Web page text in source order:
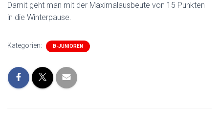
Damit geht man mit der Maximalausbeute von 15 Punkten
in die Winterpause.
Kategorien: B-JUNIOREN